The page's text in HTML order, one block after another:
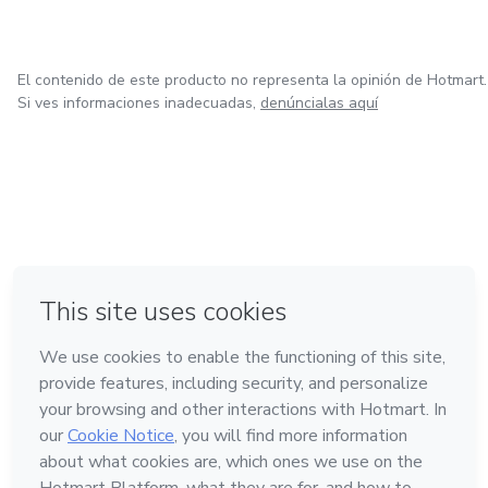
El contenido de este producto no representa la opinión de Hotmart.
Si ves informaciones inadecuadas, denúncialas aquí
Hecho con❤ en Belo Horizonte
Conoce Hotmart